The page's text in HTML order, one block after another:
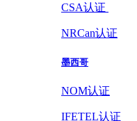
CSA认证
NRCan认证
墨西哥
NOM认证
IFETEL认证